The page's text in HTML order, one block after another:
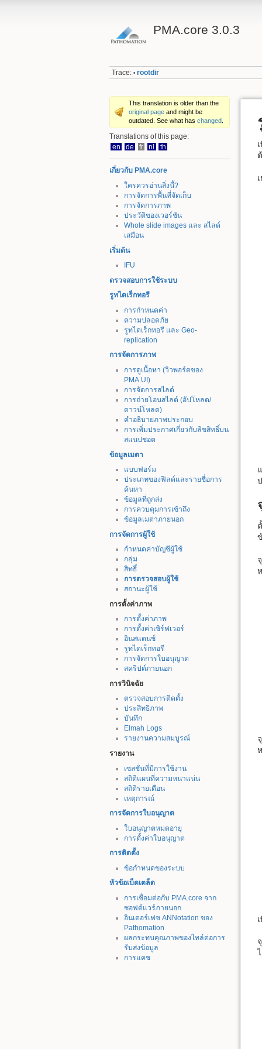
PMA.core 3.0.3
Trace: • rootdir
This translation is older than the
original page and might be
outdated. See what has changed
Translations of this page:
en
de fr nl th
เกี่ยวกับ PMA.core
ใครควรอ่านสิ่งนี้?
การจัดการพื้นที่จัดเก็บ
การจัดการภาพ
ประวัติของเวอร์ชัน
Whole slide images และ สไลด์
เสมือน
เริ่มต้น
IFU
ตรวจสอบการใช้ระบบ
รูทไดเร็กทอรี
การกำหนดค่า
ความปลอดภัย
รูทไดเร็กทอรี และ Geo-
replication
การจัดการภาพ
การดูเนื้อหา (วิวพอร์ตของ
PMA.UI)
การจัดการสไลด์
การถ่ายโอนสไลด์ (อัปโหลด/
ดาวน์โหลด)
คำอธิบายภาพประกอบ
การเพิ่มประกาศเกี่ยวกับลิขสิทธิ์บน
สแนปชอต
ข้อมูลเมตา
แบบฟอร์ม
ประเภทของฟิลด์และรายชื่อการ
ค้นหา
ข้อมูลที่ถูกส่ง
การควบคุมการเข้าถึง
ข้อมูลเมตาภายนอก
การจัดการผู้ใช้
กำหนดค่าบัญชีผู้ใช้
กลุ่ม
สิทธิ์
การตรวจสอบผู้ใช้
สถานะผู้ใช้
การตั้งค่าภาพ
การตั้งค่าภาพ
การตั้งค่าเซิร์ฟเวอร์
อินสแตนซ์
รูทไดเร็กทอรี
การจัดการใบอนุญาต
สคริปต์ภายนอก
การวินิจฉัย
ตรวจสอบการติดตั้ง
ประสิทธิภาพ
บันทึก
Elmah Logs
รายงานความสมบูรณ์
รายงาน
เซสชั่นที่มีการใช้งาน
สถิติแผนที่ความหนาแน่น
สถิติรายเดือน
เหตุการณ์
การจัดการใบอนุญาต
ใบอนุญาตหมดอายุ
การตั้งค่าใบอนุญาต
การติดตั้ง
ข้อกำหนดของระบบ
หัวข้อเบ็ดเตล็ด
การเชื่อมต่อกับ PMA.core จาก
ซอฟต์แวร์ภายนอก
อินเตอร์เฟซ ANNotation ของ
Pathomation
ผลกระทบคุณภาพของไทล์ต่อการ
รับส่งข้อมูล
การแคช